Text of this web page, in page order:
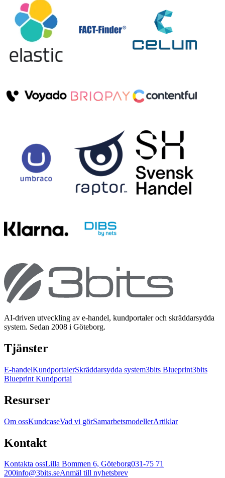
AI-driven utveckling av e-handel, kundportaler och skräddarsydda
system. Sedan 2008 i Göteborg.
Tjänster
E-handelKundportalerSkräddarsydda system3bits Blueprint3bits
Blueprint Kundportal
Resurser
Om ossKundcaseVad vi görSamarbetsmodellerArtiklar
Kontakt
Kontakta ossLilla Bommen 6, Göteborg031-75 71
200info@3bits.seAnmäl till nyhetsbrev